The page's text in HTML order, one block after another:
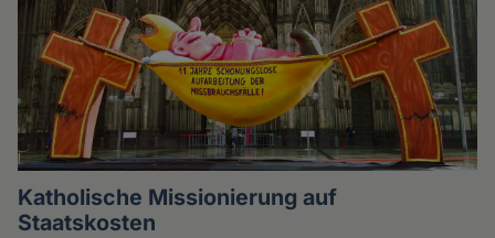
Katholische Missionierung auf
Staatskosten